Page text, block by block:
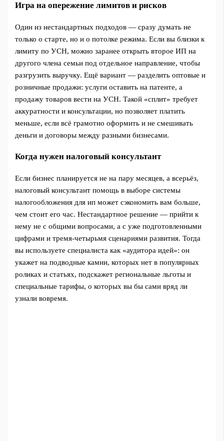
Игра на опережение лимитов и рисков
Один из нестандартных подходов — сразу думать не
только о старте, но и о потолке режима. Если вы близки к
лимиту по УСН, можно заранее открыть второе ИП на
другого члена семьи под отдельное направление, чтобы
разгрузить выручку. Ещё вариант — разделить оптовые и
розничные продажи: услуги оставить на патенте, а
продажу товаров вести на УСН. Такой «сплит» требует
аккуратности и консультации, но позволяет платить
меньше, если всё грамотно оформить и не смешивать
деньги и договоры между разными бизнесами.
Когда нужен налоговый консультант
Если бизнес планируется не на пару месяцев, а всерьёз,
налоговый консультант помощь в выборе системы
налогообложения для ип может сэкономить вам больше,
чем стоит его час. Нестандартное решение — прийти к
нему не с общими вопросами, а с уже подготовленными
цифрами и тремя-четырьмя сценариями развития. Тогда
вы используете специалиста как «аудитора идей»: он
укажет на подводные камни, которых нет в популярных
роликах и статьях, подскажет региональные льготы и
специальные тарифы, о которых вы бы сами вряд ли
узнали вовремя.